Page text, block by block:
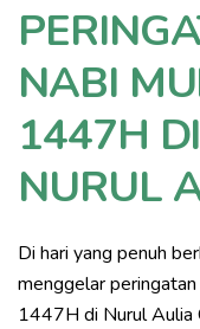
NABI
1447H
NURUL
Di hari yang penuh
menggelar
1447H di Nurul Aulia